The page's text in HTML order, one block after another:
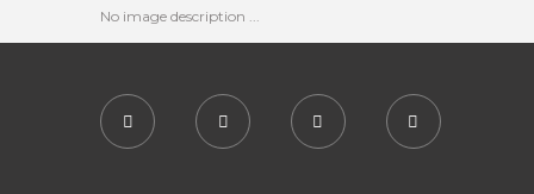
No image description ...